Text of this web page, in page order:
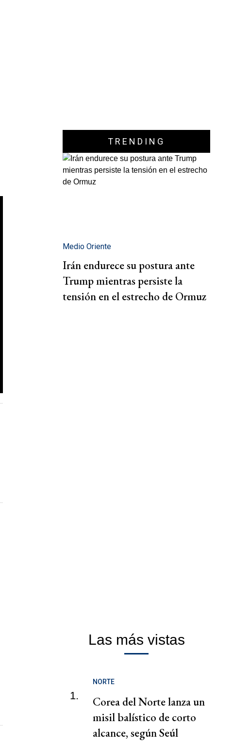
TRENDING
Medio Oriente
Irán endurece su postura ante
Trump mientras persiste la
tensión en el estrecho de Ormuz
Las más vistas
1.
NORTE
Corea del Norte lanza un
misil balístico de corto
alcance, según Seúl